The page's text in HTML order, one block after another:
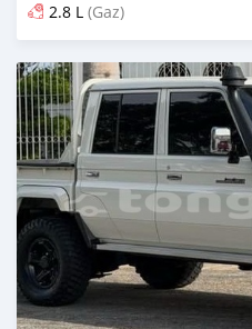
2.8 L (Gaz)
Publié il y a 13 jours